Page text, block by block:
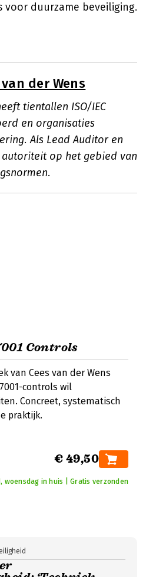
voor duurzame beveiliging.
van der Wens
tientallen ISO/IEC
en organisaties
Als Lead Auditor en
op het gebied van
Controls
van Cees van der Wens
controls wil
Concreet, systematisch
praktijk.
€ 49,50
woensdag in huis | Gratis verzonden